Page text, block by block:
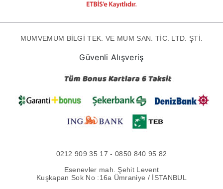
MUMVEMUM BİLGİ TEK. VE MUM SAN. TİC. LTD. ŞTİ.
Güvenli Alışveriş
0212 909 35 17 - 0850 840 95 82
Esenevler mah. Şehit Levent
Kuşkapan Sok No :16a Ümraniye / İSTANBUL